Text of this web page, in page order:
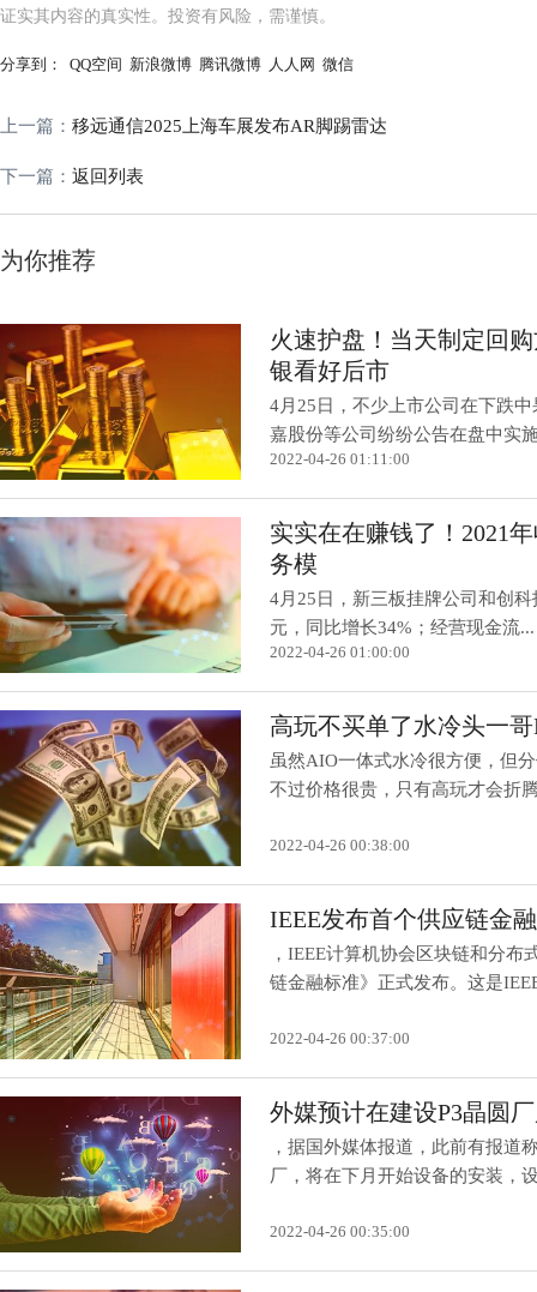
证实其内容的真实性。投资有风险，需谨慎。
分享到： QQ空间 新浪微博 腾讯微博 人人网 微信
上一篇： 移远通信2025上海车展发布AR脚踢雷达
下一篇： 返回列表
为你推荐
火速护盘！当天制定回
银看好后市
4月25日，不少上市公司在下跌
嘉股份等公司纷纷公告在盘中实
2022-04-26 01:11:00
实实在在赚钱了！2021
务模
4月25日，新三板挂牌公司和创
元，同比增长34%；经营现金流...
2022-04-26 01:00:00
高玩不买单了水冷头一
虽然AIO一体式水冷很方便，但
不过价格很贵，只有高玩才会折
2022-04-26 00:38:00
IEEE发布首个供应链金
，IEEE计算机协会区块链和分
链金融标准》正式发布。这是
2022-04-26 00:37:00
外媒预计在建设P3晶圆
，据国外媒体报道，此前有报道
厂，将在下月开始设备的安装，
2022-04-26 00:35:00